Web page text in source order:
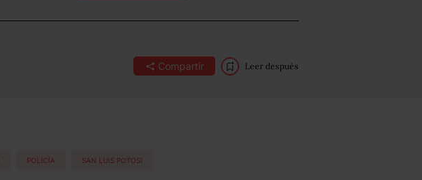
Compartir Leer después
POLICÍA SAN LUIS POTOSI